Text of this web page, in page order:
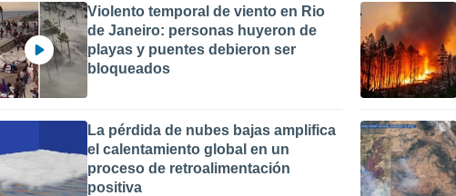
Violento temporal de viento en Rio
de Janeiro: personas huyeron de
playas y puentes debieron ser
bloqueados
La pérdida de nubes bajas amplifica
el calentamiento global en un
proceso de retroalimentación
positiva